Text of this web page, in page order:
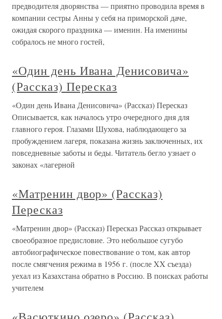
предводителя дворянства — приятно проводила время в
компании сестры Анны у себя на приморской даче,
ожидая скорого праздника — именин. На именины
собралось не много гостей,
«Один день Ивана Денисовича»
(Рассказ) Пересказ
«Один день Ивана Денисовича» (Рассказ) Пересказ
Описывается, как началось утро очередного дня для
главного героя. Глазами Шухова, наблюдающего за
пробуждением лагеря, показана жизнь заключенных, их
повседневные заботы и беды. Читатель бегло узнает о
законах «лагерной
«Матренин двор» (Рассказ)
Пересказ
«Матренин двор» (Рассказ) Пересказ Рассказ открывает
своеобразное предисловие. Это небольшое сугубо
автобиографическое повествование о том, как автор
после смягчения режима в 1956 г. (после XX съезда)
уехал из Казахстана обратно в Россию. В поисках работы
учителем